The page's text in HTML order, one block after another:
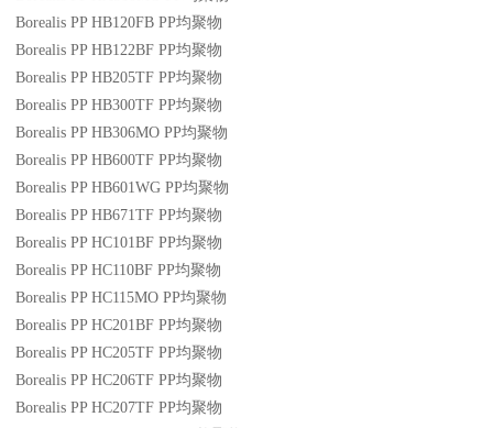
Borealis PP HB120FB PP均聚物
Borealis PP HB122BF PP均聚物
Borealis PP HB205TF PP均聚物
Borealis PP HB300TF PP均聚物
Borealis PP HB306MO PP均聚物
Borealis PP HB600TF PP均聚物
Borealis PP HB601WG PP均聚物
Borealis PP HB671TF PP均聚物
Borealis PP HC101BF PP均聚物
Borealis PP HC110BF PP均聚物
Borealis PP HC115MO PP均聚物
Borealis PP HC201BF PP均聚物
Borealis PP HC205TF PP均聚物
Borealis PP HC206TF PP均聚物
Borealis PP HC207TF PP均聚物